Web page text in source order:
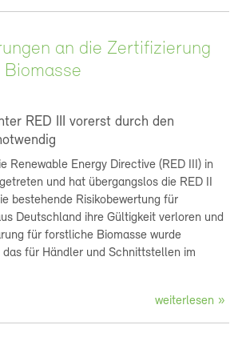
an die Zertifizierung
RED III vorerst durch den
Renewable Energy Directive (RED III) in
und hat übergangslos die RED II
bestehende Risikobewertung für
Deutschland ihre Gültigkeit verloren und
für forstliche Biomasse wurde
für Händler und Schnittstellen im
weiterlesen